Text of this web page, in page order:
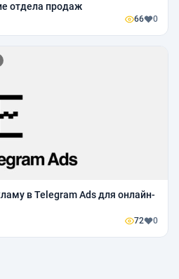
отдела продаж
66 0
в Telegram Ads для онлайн-
72 0